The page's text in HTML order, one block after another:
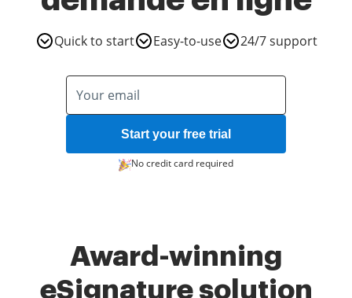
Quick to start Easy-to-use 24/7 support
Start your free trial
No credit card required
Award-winning
eSignature solution